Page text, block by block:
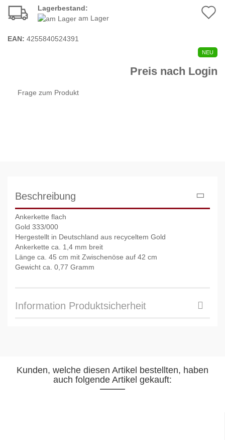
Lagerbestand:
am Lager
EAN: 4255840524391
NEU
Preis nach Login
Frage zum Produkt
Beschreibung
Ankerkette flach
Gold 333/000
Hergestellt in Deutschland aus recyceltem Gold
Ankerkette ca. 1,4 mm breit
Länge ca. 45 cm mit Zwischenöse auf 42 cm
Gewicht ca. 0,77 Gramm
Information Produktsicherheit
Kunden, welche diesen Artikel bestellten, haben
auch folgende Artikel gekauft: